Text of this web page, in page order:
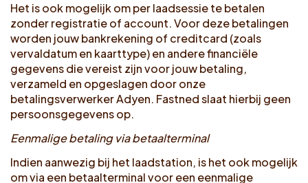
Het is ook mogelijk om per laadsessie te betalen
zonder registratie of account. Voor deze betalingen
worden jouw bankrekening of creditcard (zoals
vervaldatum en kaarttype) en andere financiële
gegevens die vereist zijn voor jouw betaling,
verzameld en opgeslagen door onze
betalingsverwerker Adyen. Fastned slaat hierbij geen
persoonsgegevens op.
Eenmalige betaling via betaalterminal
Indien aanwezig bij het laadstation, is het ook mogelijk
om via een betaalterminal voor een eenmalige